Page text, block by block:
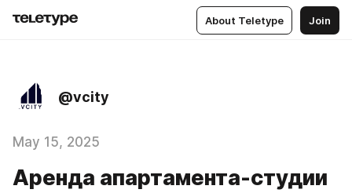
About Teletype Join
@vcity
May 15, 2025
Аренда апартамента-студии